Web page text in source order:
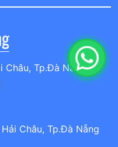
Châu, Tp.Đà Nẵng
Châu, Tp.Đà Nẵng